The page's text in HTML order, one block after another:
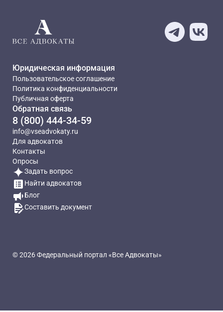
Юридическая информация
Пользовательское соглашение
Политика конфиденциальности
Публичная оферта
Обратная связь
8 (800) 444-34-59
info@vseadvokaty.ru
Для адвокатов
Контакты
Опросы
Задать вопрос
Найти адвокатов
Блог
Составить документ
© 2026 Федеральный портал «Все Адвокаты»